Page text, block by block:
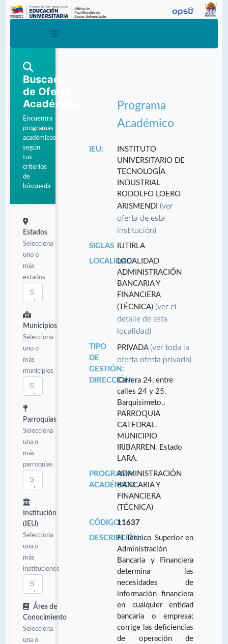
Buscador
de Oferta
Académica
Encuentra
programas
académicos
según
tus
criterios
de
búsqueda
Estados
Selecciona
uno o
más
estados
Municipios
Selecciona
uno o
más
municipios
Parroquias
Selecciona
una o
más
parroquias
Institución
(IEU)
Selecciona
una o
más
instituciones
Área de
Conocimiento
Selecciona
una o
Programa
Académico
IEU:
INSTITUTO
UNIVERSITARIO DE
TECNOLOGÍA
INDUSTRIAL
RODOLFO LOERO
ARISMENDI(ver
oferta de esta
institución)
SIGLAS
IUTIRLA
LOCALIDAD:LOCALIDAD
ADMINISTRACIÓN
BANCARIA Y
FINANCIERA
(TÉCNICA)(ver el
detalle de esta
localidad)
TIPO
DE
GESTIÓN:
PRIVADA(ver toda la
oferta oferta privada)
DIRECCIÓN:Carrera 24, entre
calles 24 y 25.
Barquisimeto..
PARROQUIA
CATEDRAL.
MUNICIPIO
IRIBARREN. Estado
LARA.
PROGRAMA
ACADÉMICO:
ADMINISTRACIÓN
BANCARIA Y
FINANCIERA
(TÉCNICA)
CÓDIGO:11637
DESCRIPCIÓN:El Técnico Superior en
Administración
Bancaria y Financiera
determina las
necesidades de
información financiera
en cualquier entidad
bancaria o empresa;
corrige las deficiencias
de operación de